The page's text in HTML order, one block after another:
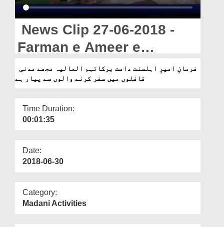
Our Websites
News Clip 27-06-2018 -
Farman e Ameer e
Ahlesunnat Mujhay
Madani Qafilon Main Safar
Hay
قافلوں میں سفر کرنے والوں سے پیار ہے
Time Duration:
00:01:35
Date:
2018-06-30
Category:
Madani Activities